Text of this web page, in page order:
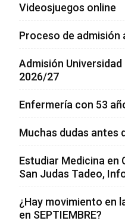
Videosjuegos online
Proceso de admisión
Admisión
2026/27
Enfermería con 53
Muchas dudas antes
Estudiar Medicina en
San Judas Tadeo,
¿Hay movimiento en
en SEPTIEMBRE?